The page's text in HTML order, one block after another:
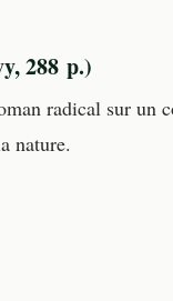
288 p.)
radical sur un
nature.